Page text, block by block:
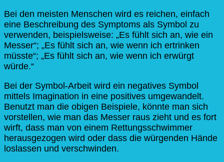
Bei den meisten Menschen wird es reichen, einfach
eine Beschreibung des Symptoms als Symbol zu
verwenden, beispielsweise: „Es fühlt sich an, wie ein
Messer“; „Es fühlt sich an, wie wenn ich ertrinken
müsste“; „Es fühlt sich an, wie wenn ich erwürgt
würde.“
Bei der Symbol-Arbeit wird ein negatives Symbol
mittels Imagination in eine positives umgewandelt.
Benutzt man die obigen Beispiele, könnte man sich
vorstellen, wie man das Messer raus zieht und es fort
wirft, dass man von einem Rettungsschwimmer
herausgezogen wird oder dass die würgenden Hände
loslassen und verschwinden.